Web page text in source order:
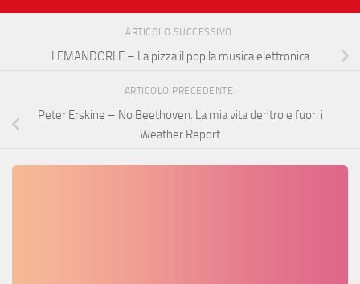
ARTICOLO SUCCESSIVO
LEMANDORLE – La pizza il pop la musica elettronica
ARTICOLO PRECEDENTE
Peter Erskine – No Beethoven. La mia vita dentro e fuori i
Weather Report